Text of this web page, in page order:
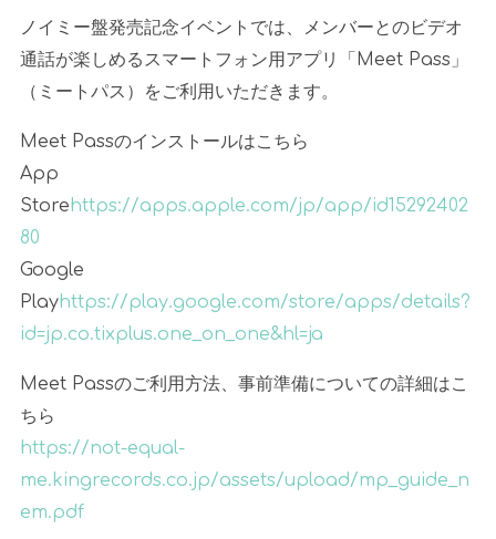
ノイミー盤発売記念イベントでは、メンバーとのビデオ
通話が楽しめるスマートフォン用アプリ「 Meet Pass 」
（ミートパス）をご利用いただきます。
Meet Passのインストールはこちら
App
Storehttps://apps.apple.com/jp/app/id15292402
80
Google
Playhttps://play.google.com/store/apps/details?
id=jp.co.tixplus.one_on_one&hl=ja
Meet Passのご利用方法、事前準備についての詳細はこ
ちら
https://not-equal-
me.kingrecords.co.jp/assets/upload/mp_guide_n
em.pdf